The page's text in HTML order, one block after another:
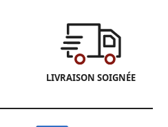
LIVRAISON SOIGNÉE